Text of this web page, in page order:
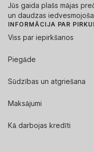
Jūs gaida plašs mājas
un daudzas
INFORMĀCIJA PAR
Viss par iepirkšanos
Piegāde
Sūdzības un atgriešana
Maksājumi
Kā darbojas kredīti